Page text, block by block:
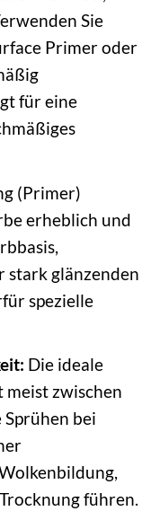
Sie
Primer oder
für eine
(Primer)
erheblich und
stark glänzenden
spezielle
Die ideale
zwischen
Sprühen bei
führen.